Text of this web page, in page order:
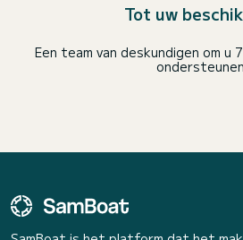
Tot uw
Een team van deskundigen om u
ondersteunen